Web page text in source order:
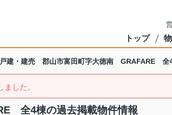
トップ
建・建売 郡山市富田町字大徳南 GRAFARE 全
した。
全4棟の過去掲載物件情報